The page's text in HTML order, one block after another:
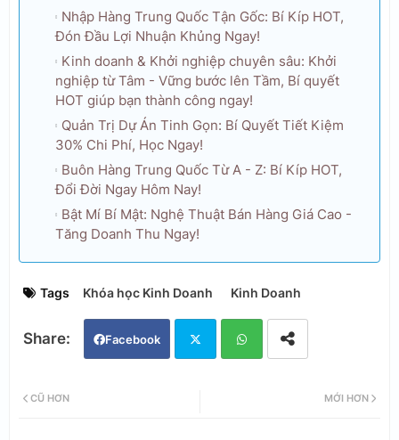
Nhập Hàng Trung Quốc Tận Gốc: Bí Kíp HOT,
Đón Đầu Lợi Nhuận Khủng Ngay!
Kinh doanh & Khởi nghiệp chuyên sâu: Khởi
nghiệp từ Tâm - Vững bước lên Tầm, Bí quyết
HOT giúp bạn thành công ngay!
Quản Trị Dự Án Tinh Gọn: Bí Quyết Tiết Kiệm
30% Chi Phí, Học Ngay!
Buôn Hàng Trung Quốc Từ A - Z: Bí Kíp HOT,
Đổi Đời Ngay Hôm Nay!
Bật Mí Bí Mật: Nghệ Thuật Bán Hàng Giá Cao -
Tăng Doanh Thu Ngay!
Tags Khóa học Kinh Doanh Kinh Doanh
Facebook
MỚI HƠN
CŨ HƠN